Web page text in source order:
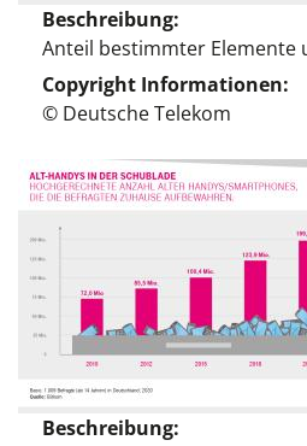
Beschreibung
Anteil bestimmter Elemente
Copyright Informationen
© Deutsche Telekom
Beschreibung